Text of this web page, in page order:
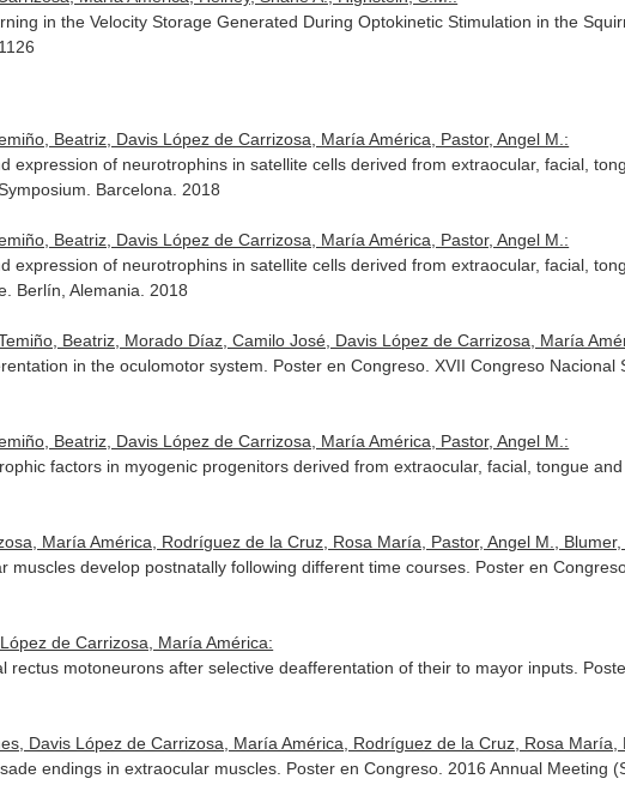
in the Velocity Storage Generated During Optokinetic Stimulation in the
Beatriz, Davis López de Carrizosa, María América, Pastor, Angel M.:
expression of neurotrophins in satellite cells derived from extraocular, facial,
Barcelona. 2018
Beatriz, Davis López de Carrizosa, María América, Pastor, Angel M.:
expression of neurotrophins in satellite cells derived from extraocular, facial,
Berlín, Alemania. 2018
Beatriz, Morado Díaz, Camilo José, Davis López de Carrizosa, María
in the oculomotor system. Poster en Congreso. XVII Congreso Nacional
Beatriz, Davis López de Carrizosa, María América, Pastor, Angel M.:
factors in myogenic progenitors derived from extraocular, facial, tongue
María América, Rodríguez de la Cruz, Rosa María, Pastor, Angel M., Blumer,
muscles develop postnatally following different time courses. Poster en
de Carrizosa, María América:
rectus motoneurons after selective deafferentation of their to mayor inputs.
Davis López de Carrizosa, María América, Rodríguez de la Cruz, Rosa María,
endings in extraocular muscles. Poster en Congreso. 2016 Annual Meeting